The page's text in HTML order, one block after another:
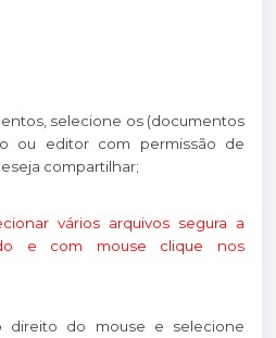
selecione os (documentos
ou editor com permissão de
compartilhar;
vários arquivos segura a
e com mouse clique nos
direito do mouse e selecione